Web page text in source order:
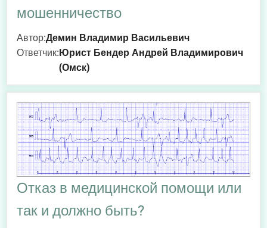
мошенничество
Автор:Демин Владимир Васильевич
Ответчик:Юрист Бендер Андрей Владимирович
(Омск)
Отказ в медицинской помощи или
так и должно быть?